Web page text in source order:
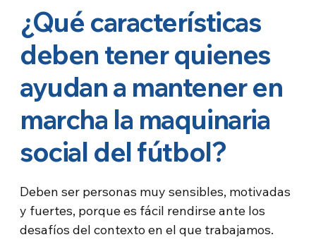
¿Qué características
deben tener quienes
ayudan a mantener en
marcha la maquinaria
social del fútbol?
Deben ser personas muy sensibles, motivadas
y fuertes, porque es fácil rendirse ante los
desafíos del contexto en el que trabajamos.